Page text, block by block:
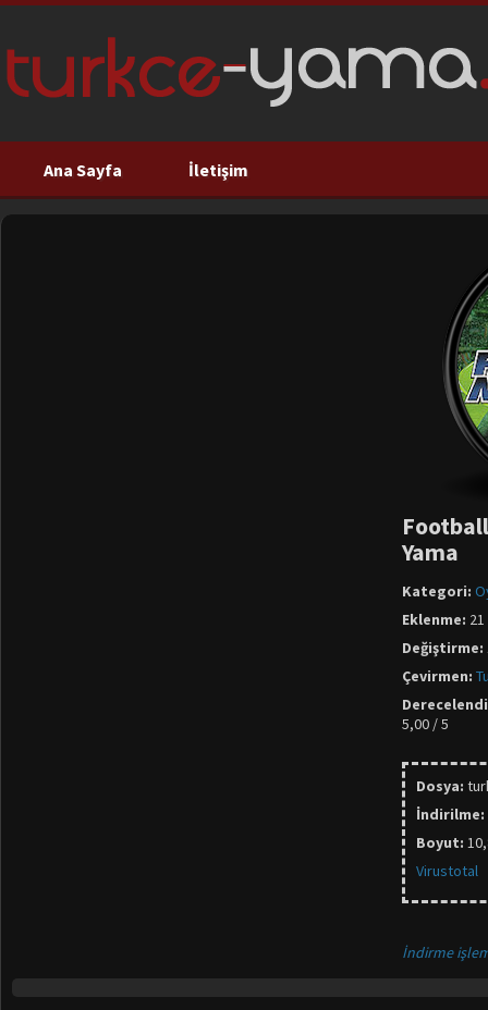
Ana Sayfa İletişim
Yama
Kategori:
Eklenme:
Değiştirme:
Çevirmen:
5,00 / 5
Dosya:
İndirilme:
Boyut:
Virustotal
İndirme